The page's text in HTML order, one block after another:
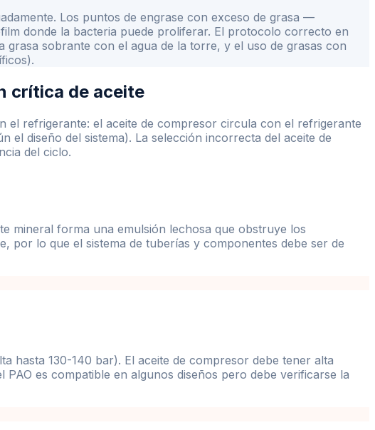
Los puntos de engrase con exceso de grasa —
donde la bacteria puede proliferar. El protocolo correcto en
sobrante con el agua de la torre, y el uso de grasas con
crítica de aceite
el refrigerante: el aceite de compresor circula con el refrigerante
el diseño del sistema). La selección incorrecta del aceite de
del ciclo.
mineral forma una emulsión lechosa que obstruye los
por lo que el sistema de tuberías y componentes debe ser de
hasta 130-140 bar). El aceite de compresor debe tener alta
PAO es compatible en algunos diseños pero debe verificarse la